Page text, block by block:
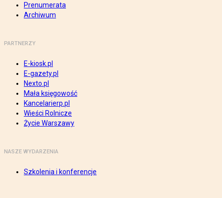
Prenumerata
Archiwum
PARTNERZY
E-kiosk.pl
E-gazety.pl
Nexto.pl
Mała księgowość
Kancelarierp.pl
Wieści Rolnicze
Życie Warszawy
NASZE WYDARZENIA
Szkolenia i konferencje